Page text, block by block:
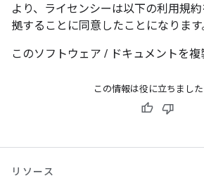
売、使用、本ソフトウェア内の他の
使用することはできません。
より、ライセンシーは以下の利用規
拠することに同意したことになります
このソフトウェア / ドキュメントを
数料またはロイヤリティなしで、変
キュメントのすべての複製または一
再配布したソフトウェア / ドキ
的著作物のユーザーが確認でき
この情報は役に立ちました
リソース